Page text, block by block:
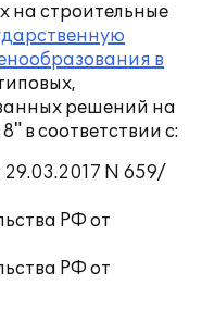
на строительные
в
решений на
в соответствии с:
N 659/
РФ от
РФ от